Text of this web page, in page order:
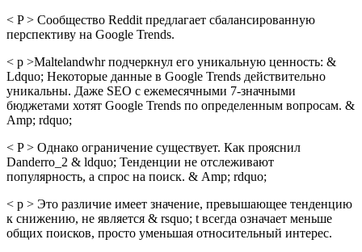
< P > Сообщество Reddit предлагает сбалансированную
перспективу на Google Trends.
< p >Maltelandwhr подчеркнул его уникальную ценность: &
Ldquo; Некоторые данные в Google Trends действительно
уникальны. Даже SEO с ежемесячными 7-значными
бюджетами хотят Google Trends по определенным вопросам. &
Amp; rdquo;
< P > Однако ограничение существует. Как прояснил
Danderro_2 & ldquo; Тенденции не отслеживают
популярность, а спрос на поиск. & Amp; rdquo;
< p > Это различие имеет значение, превышающее тенденцию
к снижению, не является & rsquo; t всегда означает меньше
общих поисков, просто уменьшая относительный интерес.